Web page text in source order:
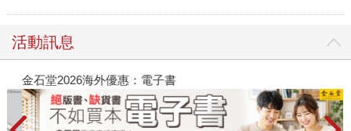
活動訊息
金石堂2026海外優惠：電子書